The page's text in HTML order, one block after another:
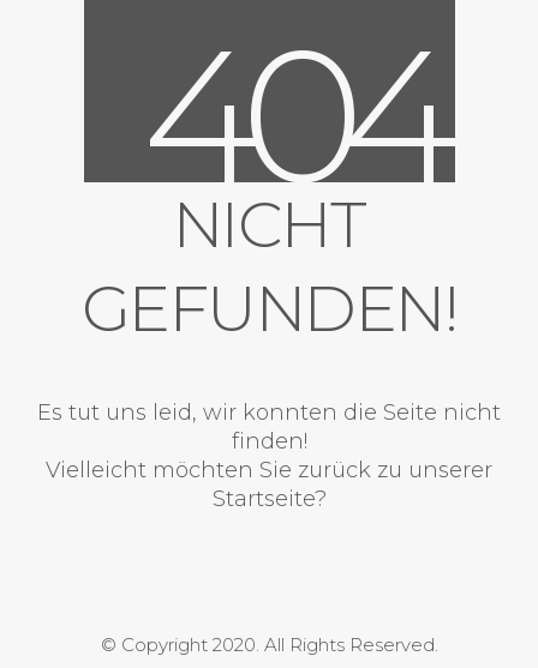
404
NICHT
GEFUNDEN!
Es tut uns leid, wir konnten die Seite nicht
finden!
Vielleicht möchten Sie zurück zu unserer
Startseite?
© Copyright 2020. All Rights Reserved.